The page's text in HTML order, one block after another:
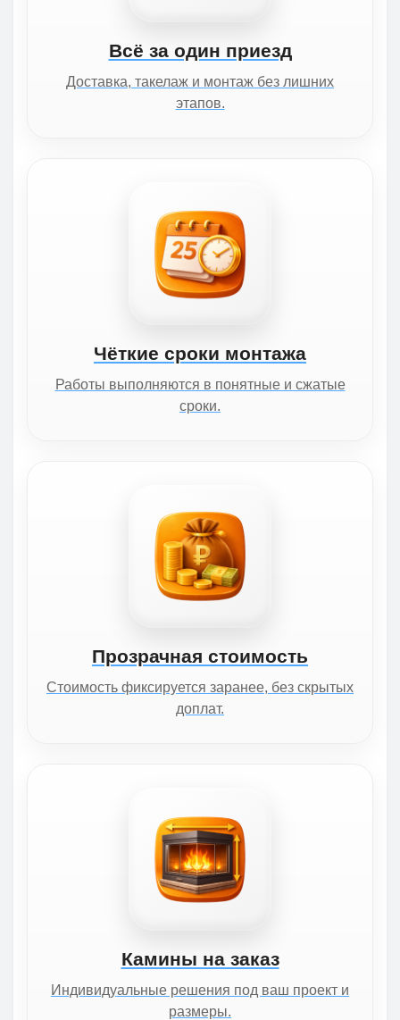
Всё за один приезд
Доставка, такелаж и монтаж без лишних
этапов.
Чёткие сроки монтажа
Работы выполняются в понятные и сжатые
сроки.
Прозрачная стоимость
Стоимость фиксируется заранее, без скрытых
доплат.
Камины на заказ
Индивидуальные решения под ваш проект и
размеры.